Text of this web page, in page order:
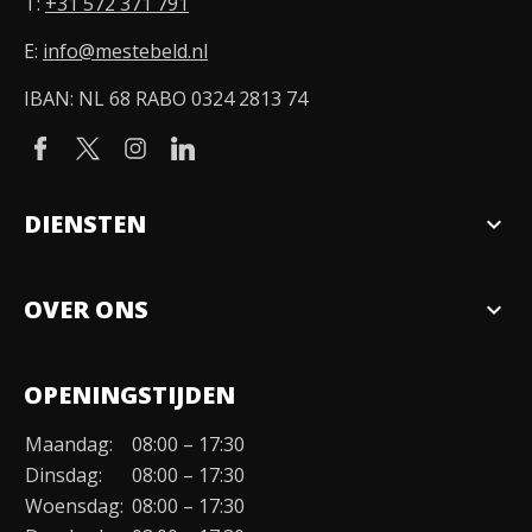
E: info@mestebeld.nl
IBAN: NL 68 RABO 0324 2813 74
DIENSTEN expand_more
OVER ONS expand_more
Organisatie
Duurzaamheid
Werken bij
OPENINGSTIJDEN
Maandag:
08:00 – 17:30
Dinsdag:
08:00 – 17:30
Woensdag: 08:00 – 17:30